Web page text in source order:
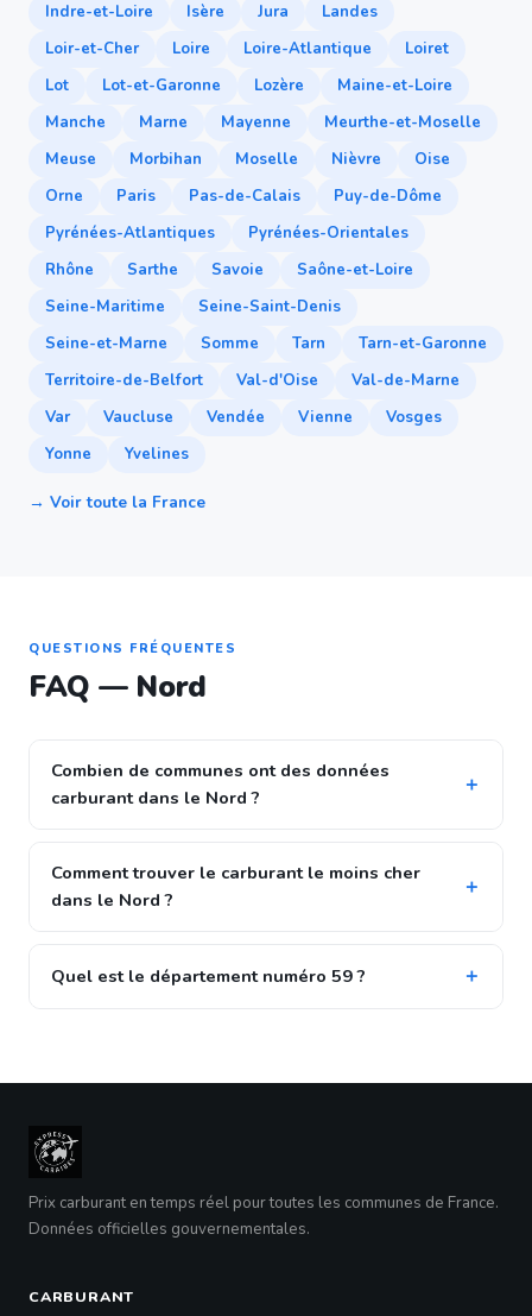
Indre-et-Loire
Isère Jura
Landes
Loir-et-Cher
Loire Loire-Atlantique
Loiret
Lot
Lot-et-Garonne Lozère
Maine-et-Loire
Manche
Marne Mayenne
Meurthe-et-Moselle
Meuse
Morbihan Moselle Nièvre
Oise
Orne
Paris Pas-de-Calais
Puy-de-Dôme
Pyrénées-Atlantiques
Pyrénées-Orientales
Rhône
Sarthe Savoie
Saône-et-Loire
Seine-Maritime
Seine-Saint-Denis
Seine-et-Marne
Somme Tarn
Tarn-et-Garonne
Territoire-de-Belfort
Val-d'Oise
Val-de-Marne
Var
Vaucluse Vendée Vienne
Vosges
Yonne
Yvelines
→ Voir toute la France
QUESTIONS FRÉQUENTES
FAQ — Nord
Combien de communes ont des données
carburant dans le Nord ?
Comment trouver le carburant le moins cher
dans le Nord ?
Quel est le département numéro 59 ?
Prix carburant en temps réel pour toutes les communes de France.
Données officielles gouvernementales.
CARBURANT